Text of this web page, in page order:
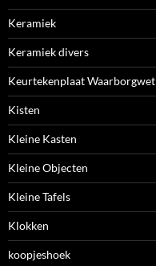
Keramiek
Keramiek divers
Keurtekenplaat Waarborgwet
Kisten
Kleine Kasten
Kleine Objecten
Kleine Tafels
Klokken
koopjeshoek